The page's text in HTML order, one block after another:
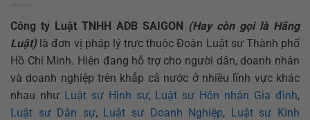
Công ty Luật TNHH ADB SAIGON (Hay còn gọi là Hãng
Luật) là đơn vị pháp lý trực thuộc Đoàn Luật sư Thành phố
Hồ Chí Minh. Hiện đang hỗ trợ cho người dân, doanh nhân
và doanh nghiệp trên khắp cả nước ở nhiều lĩnh vực khác
nhau như Luật sư Hình sự, Luật sư Hôn nhân Gia đình,
Luật sư Dân sự, Luật sư Doanh Nghiệp, Luật sư Kinh